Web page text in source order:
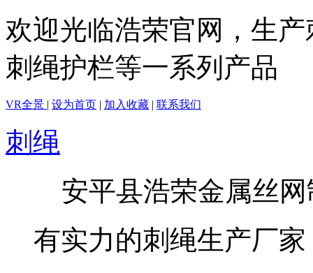
欢迎光临浩荣官网，生
刺绳护栏等一系列产品
VR全景 | 设为首页 | 加入收藏 | 联系我们
刺绳
安平县浩荣金属丝
有实力的刺绳生产厂家